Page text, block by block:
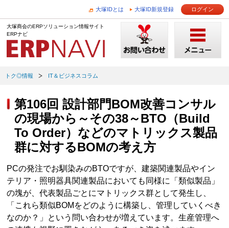
大塚IDとは 大塚ID新規登録 ログイン
大塚商会のERPソリューション情報サイト
ERPナビ
トク◎情報 IT＆ビジネスコラム
第106回 設計部門BOM改善コンサル
の現場から～その38～BTO（Build
To Order）などのマトリックス製品
群に対するBOMの考え方
PCの発注でお馴染みのBTOですが、建築関連製品やイン
テリア・照明器具関連製品においても同様に「類似製品」
の塊が、代表製品ごとにマトリックス群として発生し、
「これら類似BOMをどのように構築し、管理していくべき
なのか？」という問い合わせが増えています。生産管理へ